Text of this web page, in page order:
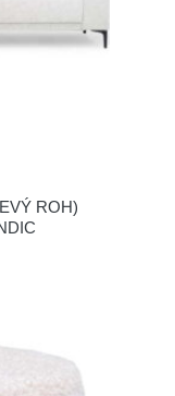
ROH)